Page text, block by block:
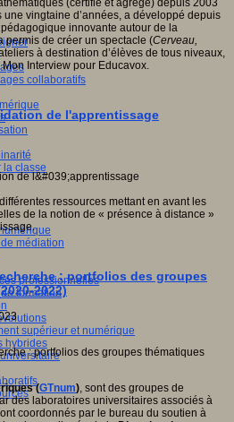
collaboratifs
la classe
médiation
professionnelles
formation
supérieur et numérique
hybrides
(certifié et agrégé) depuis 2003
vingtaine d’années, a développé depuis
innovante autour de la
permis de créer un spectacle (Cerveau,
à destination d’élèves de tous niveaux,
Interview pour Educavox.
de l'apprentissage
ressources mettant en avant les
de la notion de « présence à distance »
: portfolios des groupes
2022)
(GTnum), sont des groupes de
des laboratoires universitaires associés à
coordonnés par le bureau du soutien à